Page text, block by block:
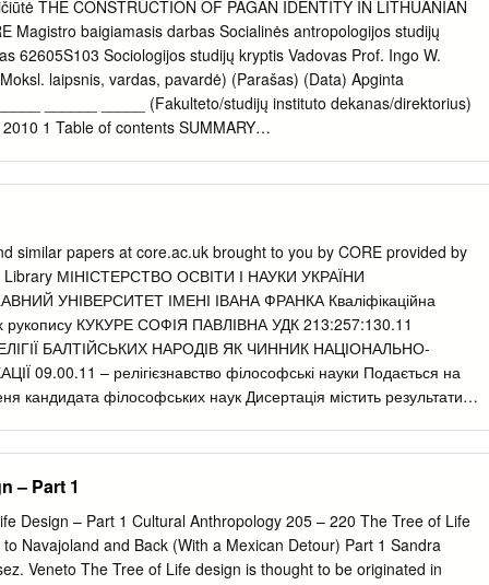
THE CONSTRUCTION OF PAGAN IDENTITY IN LITHUANIAN
Magistro baigiamasis darbas Socialinės antropologijos studijų
62605S103 Sociologijos studijų kryptis Vadovas Prof. Ingo W.
laipsnis, vardas, pavardė) (Parašas) (Data) Apginta
______ _____ (Fakulteto/studijų instituto dekanas/direktorius)
1 Table of contents SUMMARY
LOOKING AT SCIENTIFIC STUDIES .............................. 13
in ―subcultural‖ research ..................................................... 13
of ―subcultures‖ ............................................................................
15 1.3.1 Identity and
similar papers at core.ac.uk brought to you by CORE provided by
Library МІНІСТЕРСТВО ОСВІТИ І НАУКИ УКРАЇНИ
УНІВЕРСИТЕТ ІМЕНІ ІВАНА ФРАНКА Кваліфікаційна
рукопису КУКУРЕ СОФІЯ ПАВЛІВНА УДК 213:257:130.11
БАЛТІЙСЬКИХ НАРОДІВ ЯК ЧИННИК НАЦІОНАЛЬНО-
09.00.11 – релігієзнавство філософські науки Подається на
кандидата філософських наук Дисертація містить результати
як чинник національно-культурної ідентифікації. – Кваліфікаційна
Дисертація на здобуття наукового ступеня кандидата
філософії) за фахом 09.00.11 «Релігієзнавство, філософські
університет імені Івана Франка Міністерства освіти і
– Part 1
Design – Part 1 Cultural Anthropology 205 – 220 The Tree of Life
Navajoland and Back (With a Mexican Detour) Part 1 Sandra
Veneto The Tree of Life design is thought to be originated in